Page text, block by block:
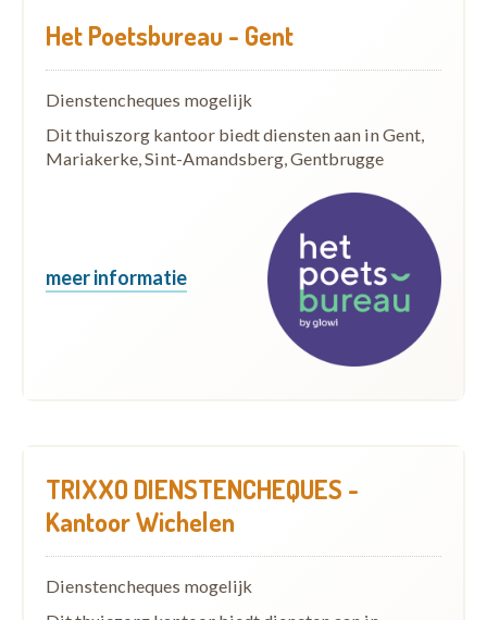
Het Poetsbureau - Gent
Dienstencheques mogelijk
Dit thuiszorg kantoor biedt diensten aan in Gent,
Mariakerke, Sint-Amandsberg, Gentbrugge
meer informatie
TRIXXO DIENSTENCHEQUES -
Kantoor Wichelen
Dienstencheques mogelijk